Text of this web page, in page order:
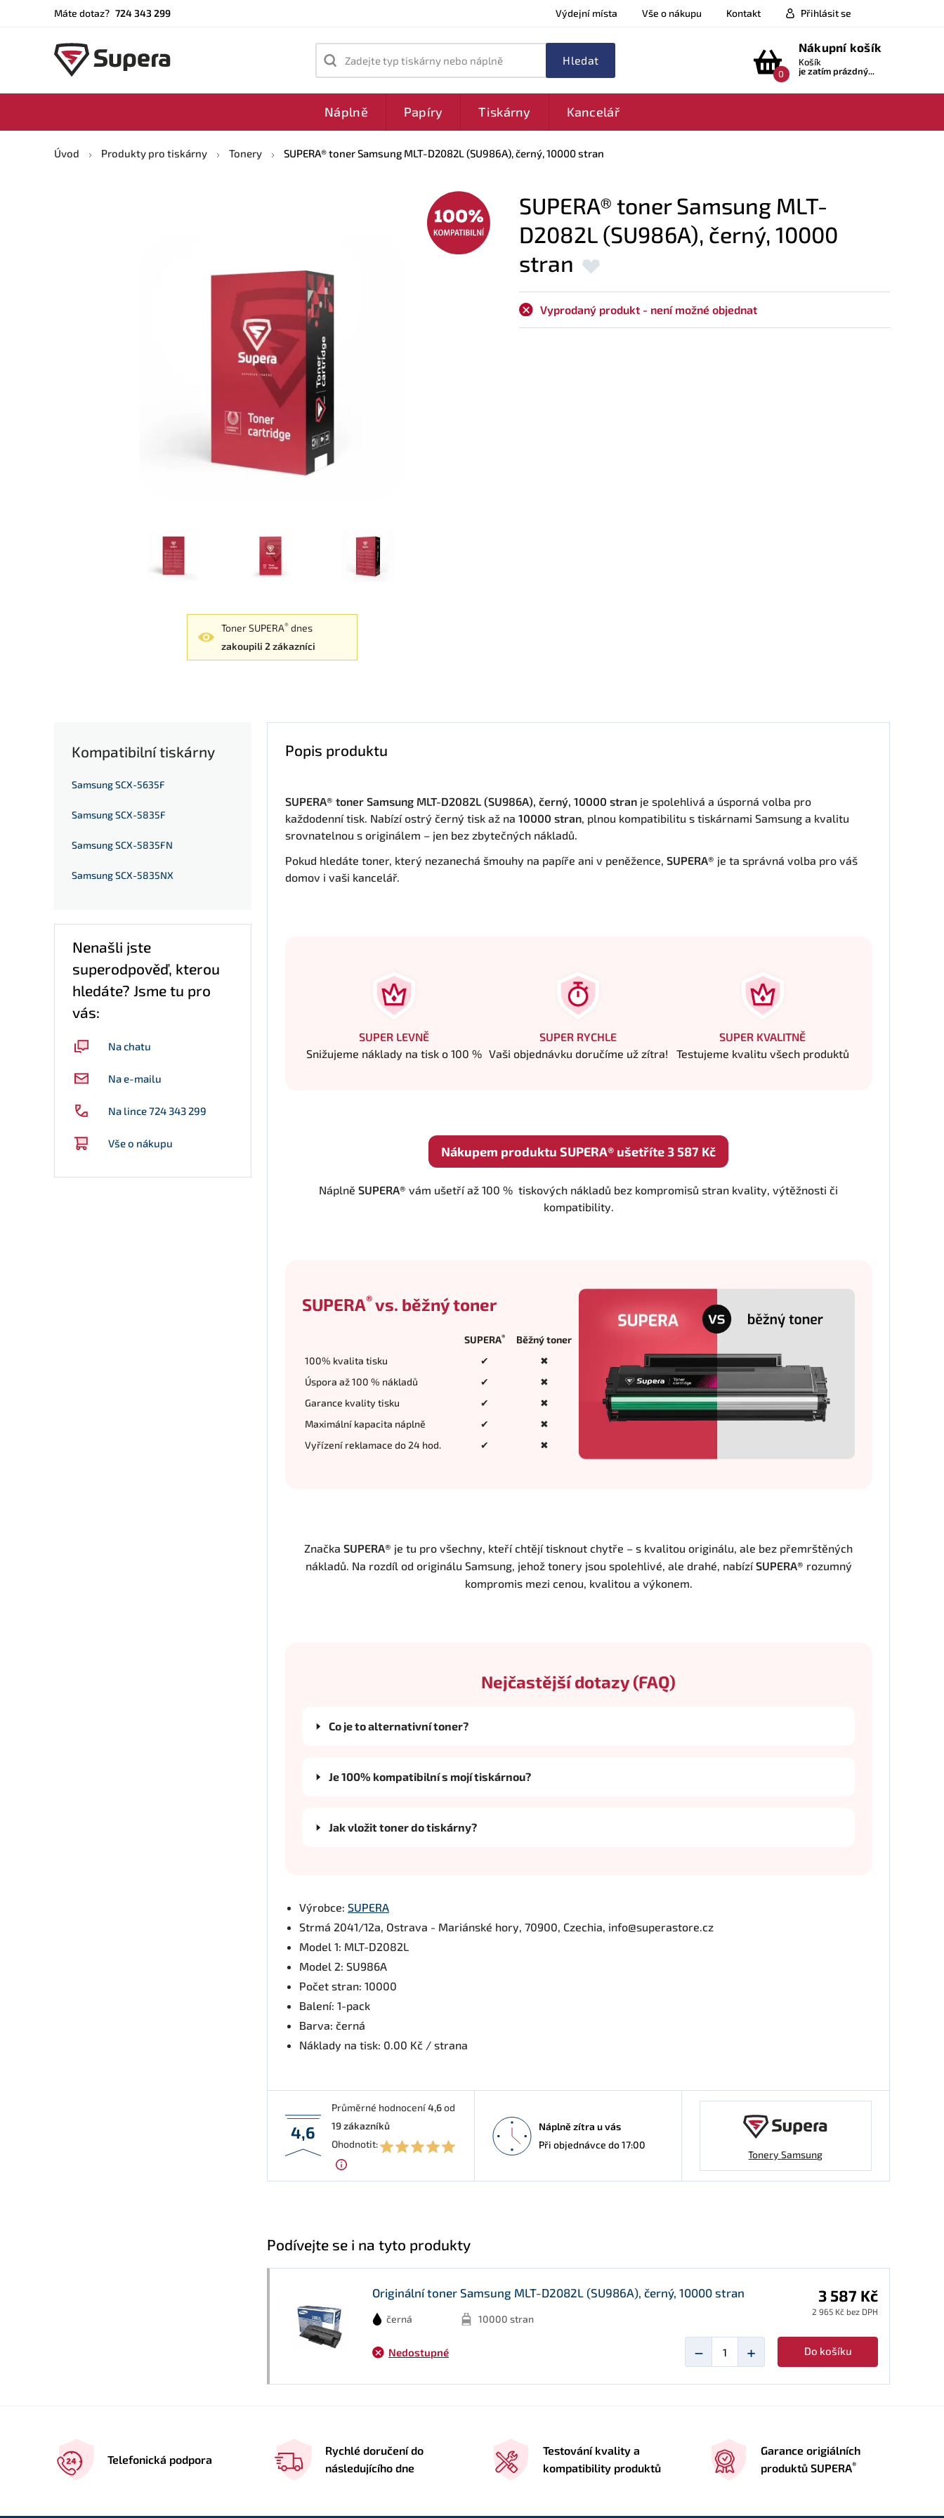
Máte dotaz? 724 343 299 Výdejní místa Vše o nákupu Kontakt Přihlásit se
Zadejte typ tiskárny nebo náplně
0
Nákupní košík
Košík
je zatím prázdný...
Náplně Papíry Tiskárny Kancelář
Úvod Produkty pro tiskárny Tonery SUPERA® toner Samsung MLT-D2082L (SU986A), černý, 10000 stran
Toner SUPERA® dnes
zakoupili 2 zákazníci
SUPERA® toner Samsung MLT-
D2082L (SU986A), černý, 10000
stran
Vyprodaný produkt - není možné objednat
Kompatibilní tiskárny
Samsung SCX-5635F
Samsung SCX-5835F
Samsung SCX-5835FN
Samsung SCX-5835NX
Nenašli jste
superodpověď, kterou
hledáte? Jsme tu pro
vás:
Na chatu
Na e-mailu
Na lince 724 343 299
Vše o nákupu
Popis produktu
SUPERA® toner Samsung MLT-D2082L (SU986A), černý, 10000 stran je spolehlivá a úsporná volba pro
každodenní tisk. Nabízí ostrý černý tisk až na 10000 stran, plnou kompatibilitu s tiskárnami Samsung a kvalitu
srovnatelnou s originálem – jen bez zbytečných nákladů.
Pokud hledáte toner, který nezanechá šmouhy na papíře ani v peněžence, SUPERA® je ta správná volba pro váš
domov i vaši kancelář.
SUPER LEVNĚ
Snižujeme náklady na tisk o 100 %
SUPER RYCHLE
Vaši objednávku doručíme už zítra!
SUPER KVALITNĚ
Testujeme kvalitu všech produktů
Nákupem produktu SUPERA® ušetříte 3 587 Kč
Náplně SUPERA® vám ušetří až 100 % tiskových nákladů bez kompromisů stran kvality, výtěžnosti či
kompatibility.
SUPERA®vs. běžný toner
SUPERA®
Běžný toner
100% kvalita tisku
✔
✖
Úspora až 100 % nákladů
✔
✖
Garance kvality tisku
✔
✖
Maximální kapacita náplně
✔
✖
Vyřízení reklamace do 24 hod.
✔ ✖
Značka SUPERA® je tu pro všechny, kteří chtějí tisknout chytře – s kvalitou originálu, ale bez přemrštěných
nákladů. Na rozdíl od originálu Samsung, jehož tonery jsou spolehlivé, ale drahé, nabízíSUPERA® rozumný
kompromis mezi cenou, kvalitou a výkonem.
Nejčastější dotazy (FAQ)
Co je to alternativní toner?
Je 100% kompatibilní s mojí tiskárnou?
Jak vložit toner do tiskárny?
Výrobce: SUPERA
Strmá 2041/12a, Ostrava - Mariánské hory, 70900, Czechia, info@superastore.cz
Model 1: MLT-D2082L
Model 2: SU986A
Počet stran: 10000
Balení: 1-pack
Barva: černá
Náklady na tisk: 0.00 Kč / strana
4,6
Průměrné hodnocení4,6od
19zákazníků
Ohodnotit:
Náplně zítra u vás
Při objednávce do 17:00
Tonery Samsung
Podívejte se i na tyto produkty
Originální toner Samsung MLT-D2082L (SU986A), černý, 10000 stran
černá 10000 stran
3 587 Kč
2 965 Kč bez DPH
Nedostupné − + Do košíku
Telefonická podpora
Rychlé doručení do
následujícího dne
Testování kvality a
kompatibility produktů
Garance origiálních
produktů SUPERA®